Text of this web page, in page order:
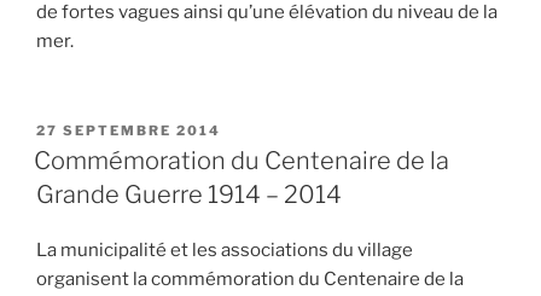
de fortes vagues ainsi qu’une élévation du niveau de la
mer.
PUBLIÉ
LE
27 SEPTEMBRE 2014
Commémoration du Centenaire de la
Grande Guerre 1914 – 2014
La municipalité et les associations du village
organisent la commémoration du Centenaire de la